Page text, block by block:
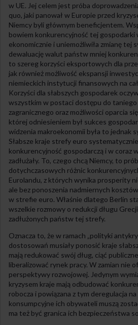
w UE. Jej celem jest próba
quo, jaki panował w Europie przed
Niemcy byli głównym beneficjentem.
bowiem konkurencyjność tej gospodarki
ekonomicznie i uniemożliwiła zmianę tej
dewaluację walut państw mniej
to szereg korzyści eksportowych dla
jak również możliwość ekspansji
niemieckich instytucji finansowych na
Korzyści dla słabszych gospodarek
wszystkim w postaci dostępu do
zagranicznego oraz możliwości oparcia
której odniesieniem był sukces
widzenia makroekonomii była to jednak
Słabsze kraje strefy euro
konkurencyjność gospodarczą i w coraz
zadłużały. To, czego chcą Niemcy, to
dotychczasowych różnic
Eurolandu, z których wynika prosperity
ale bez ponoszenia nadmiernych
w strefie euro. Właśnie dlatego Berlin
wszelkie rozmowy o redukcji długu
zadłużonych państw tej strefy.
Oznacza to, że w ramach „polityki
dostosowań musiały ponosić kraje
mają redukować swój dług, ciąć
liberalizować rynek pracy. W zamian nie
perspektywy rozwojowej. Jedynym
kryzysem kraje mają odbudować
robocza i powiązana z tym deregulacja
konsumpcyjne ich obywateli muszą
ma też być granica ich bezpieczeństwa